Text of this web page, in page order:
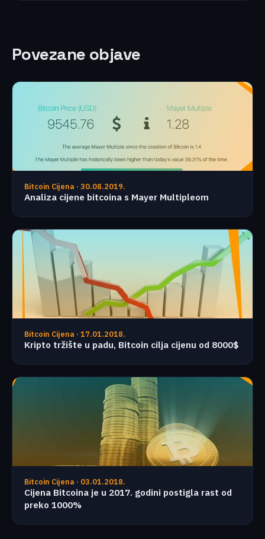
Povezane objave
Bitcoin Cijena · 30.08.2019.
Analiza cijene bitcoina s Mayer Multipleom
Bitcoin Cijena · 17.01.2018.
Kripto tržište u padu, Bitcoin cilja cijenu od 8000$
Bitcoin Cijena · 03.01.2018.
Cijena Bitcoina je u 2017. godini postigla rast od
preko 1000%